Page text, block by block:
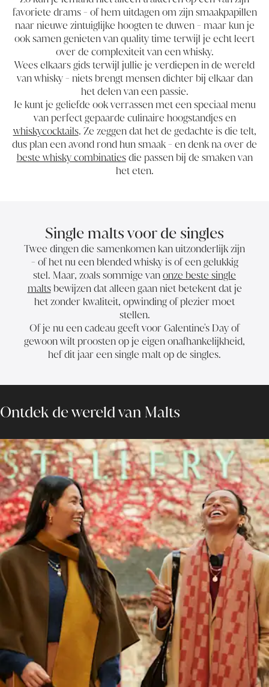
favoriete drams - of hem uitdagen om zijn smaakpapillen
naar nieuwe zintuiglijke hoogten te duwen - maar kun je
ook samen genieten van quality time terwijl je echt leert
over de complexiteit van een whisky.
Wees elkaars gids terwijl jullie je verdiepen in de wereld
van whisky - niets brengt mensen dichter bij elkaar dan
het delen van een passie.
Je kunt je geliefde ook verrassen met een speciaal menu
van perfect gepaarde culinaire hoogstandjes en
whiskycocktails. Ze zeggen dat het de gedachte is die telt,
dus plan een avond rond hun smaak - en denk na over de
beste whisky combinatiesdie passen bij de smaken van
het eten.
Single malts voor de singles
Twee dingen die samenkomen kan uitzonderlijk zijn
- of het nu een blended whisky is of een gelukkig
stel. Maar, zoals sommige vanonze beste single
maltsbewijzen dat alleen gaan niet betekent dat je
het zonder kwaliteit, opwinding of plezier moet
stellen.
Of je nu een cadeau geeft voor Galentine's Day of
gewoon wilt proosten op je eigen onafhankelijkheid,
hef dit jaar een single malt op de singles.
Ontdek de wereld van Malts